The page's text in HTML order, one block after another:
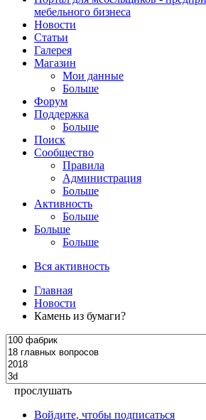
мебельного бизнеса
Новости
Статьи
Галерея
Магазин
Мои данные
Больше
Форум
Поддержка
Больше
Поиск
Сообщество
Правила
Администрация
Больше
Активность
Больше
Больше
Больше
Вся активность
Главная
Новости
Камень из бумаги?
прослушать
Войдите, чтобы подписаться